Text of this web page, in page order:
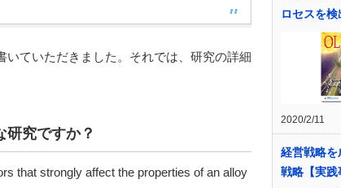
ていただきました。それでは、研究の詳細
研究ですか？
that strongly affect the properties of an alloy
ロセスを検
2020/2/11
経営戦略を
戦略【実践